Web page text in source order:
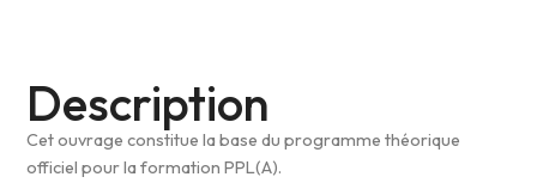
Description
Cet ouvrage constitue la base du programme théorique
officiel pour la formation PPL(A).